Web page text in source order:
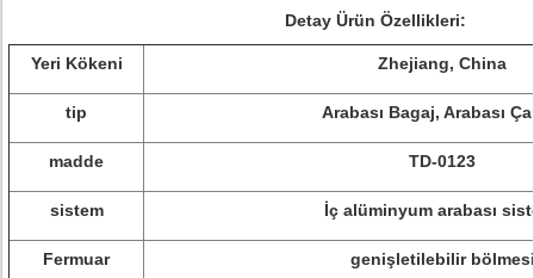
Detay Ürün Özellikleri:
Yeri Kökeni Zhejiang, China
tip Arabası Bagaj, Arabası
madde TD-0123
sistem İç alüminyum arabası
Fermuar genişletilebilir bölmesi